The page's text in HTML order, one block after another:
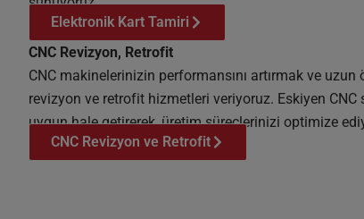
Elektronik Kart Tamiri
CNC Revizyon, Retrofit
CNC makinelerinizin performansını artırmak ve
revizyon ve retrofit hizmetleri veriyoruz. Eskiyen
uygun hale getirerek, üretim süreçlerinizi optimize
CNC Revizyon ve Retrofit